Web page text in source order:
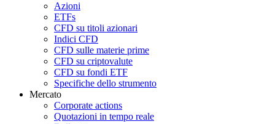
Azioni
ETFs
CFD su titoli azionari
Indici CFD
CFD sulle materie prime
CFD su criptovalute
CFD su fondi ETF
Specifiche dello strumento
Mercato
Corporate actions
Quotazioni in tempo reale